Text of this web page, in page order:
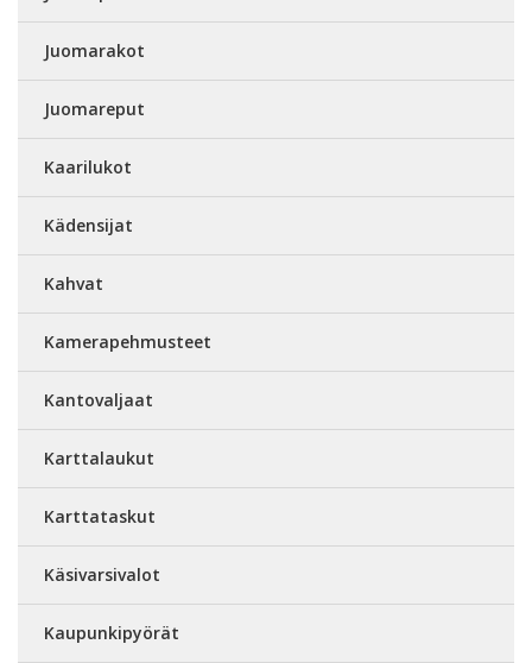
Juomarakot
Juomareput
Kaarilukot
Kädensijat
Kahvat
Kamerapehmusteet
Kantovaljaat
Karttalaukut
Karttataskut
Käsivarsivalot
Kaupunkipyörät